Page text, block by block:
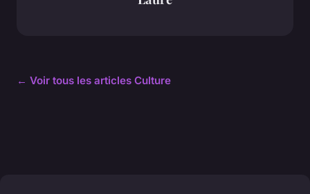
← Voir tous les articles Culture